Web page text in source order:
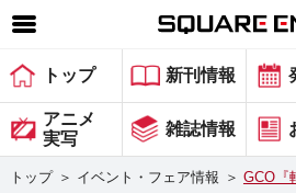
SQUARE ENIX 公式サイトメ
ゲーム
マガジン＆ブックス
トップ 新刊情報
アニメ
実写
雑誌情報
トップ ＞ イベント・フェア情報 ＞ GCO『